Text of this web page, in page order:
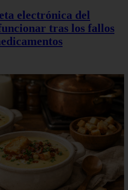
electrónica del
tras los fallos